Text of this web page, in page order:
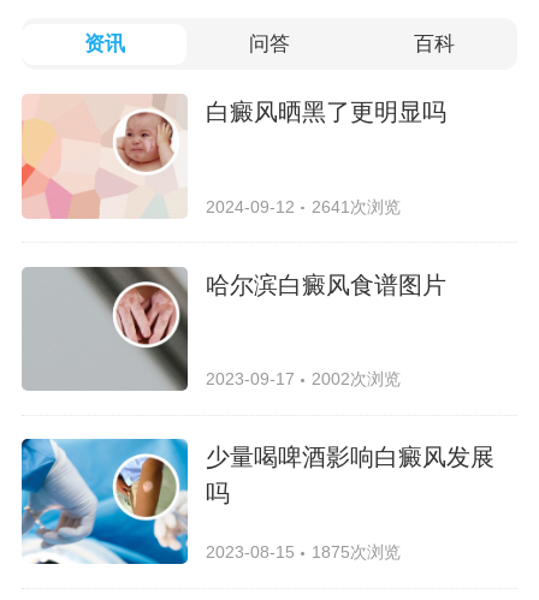
资讯 问答 百科
白癜风晒黑了更明显吗
2024-09-12 2641次浏览
哈尔滨白癜风食谱图片
2023-09-17 2002次浏览
少量喝啤酒影响白癜风发展
吗
2023-08-15 1875次浏览